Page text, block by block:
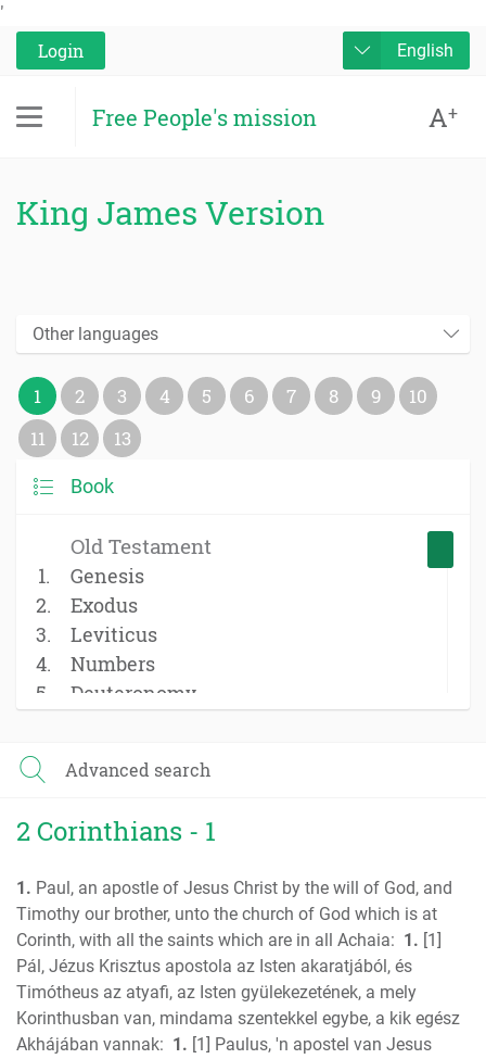
'
Login
English
Free People's mission A+
King James Version
Other languages
1 2 3 4 5 6 7 8 9
10
11
12 13
Book
Old Testament
Genesis
Exodus
Leviticus
Numbers
Deuteronomy
Ruth
2 Samuel
2 Kings
1 Chronicles
2 Chronicles
Ezra
Nehemiah
Esther
Advanced search
2 Corinthians - 1
1. Paul, an apostle of Jesus Christ by the will of God, and
Timothy our brother, unto the church of God which is at
Corinth, with all the saints which are in all Achaia: 1. [1]
Pál, Jézus Krisztus apostola az Isten akaratjából, és
Timótheus az atyafi, az Isten gyülekezetének, a mely
Korinthusban van, mindama szentekkel egybe, a kik egész
Akhájában vannak: 1. [1] Paulus, 'n apostel van Jesus